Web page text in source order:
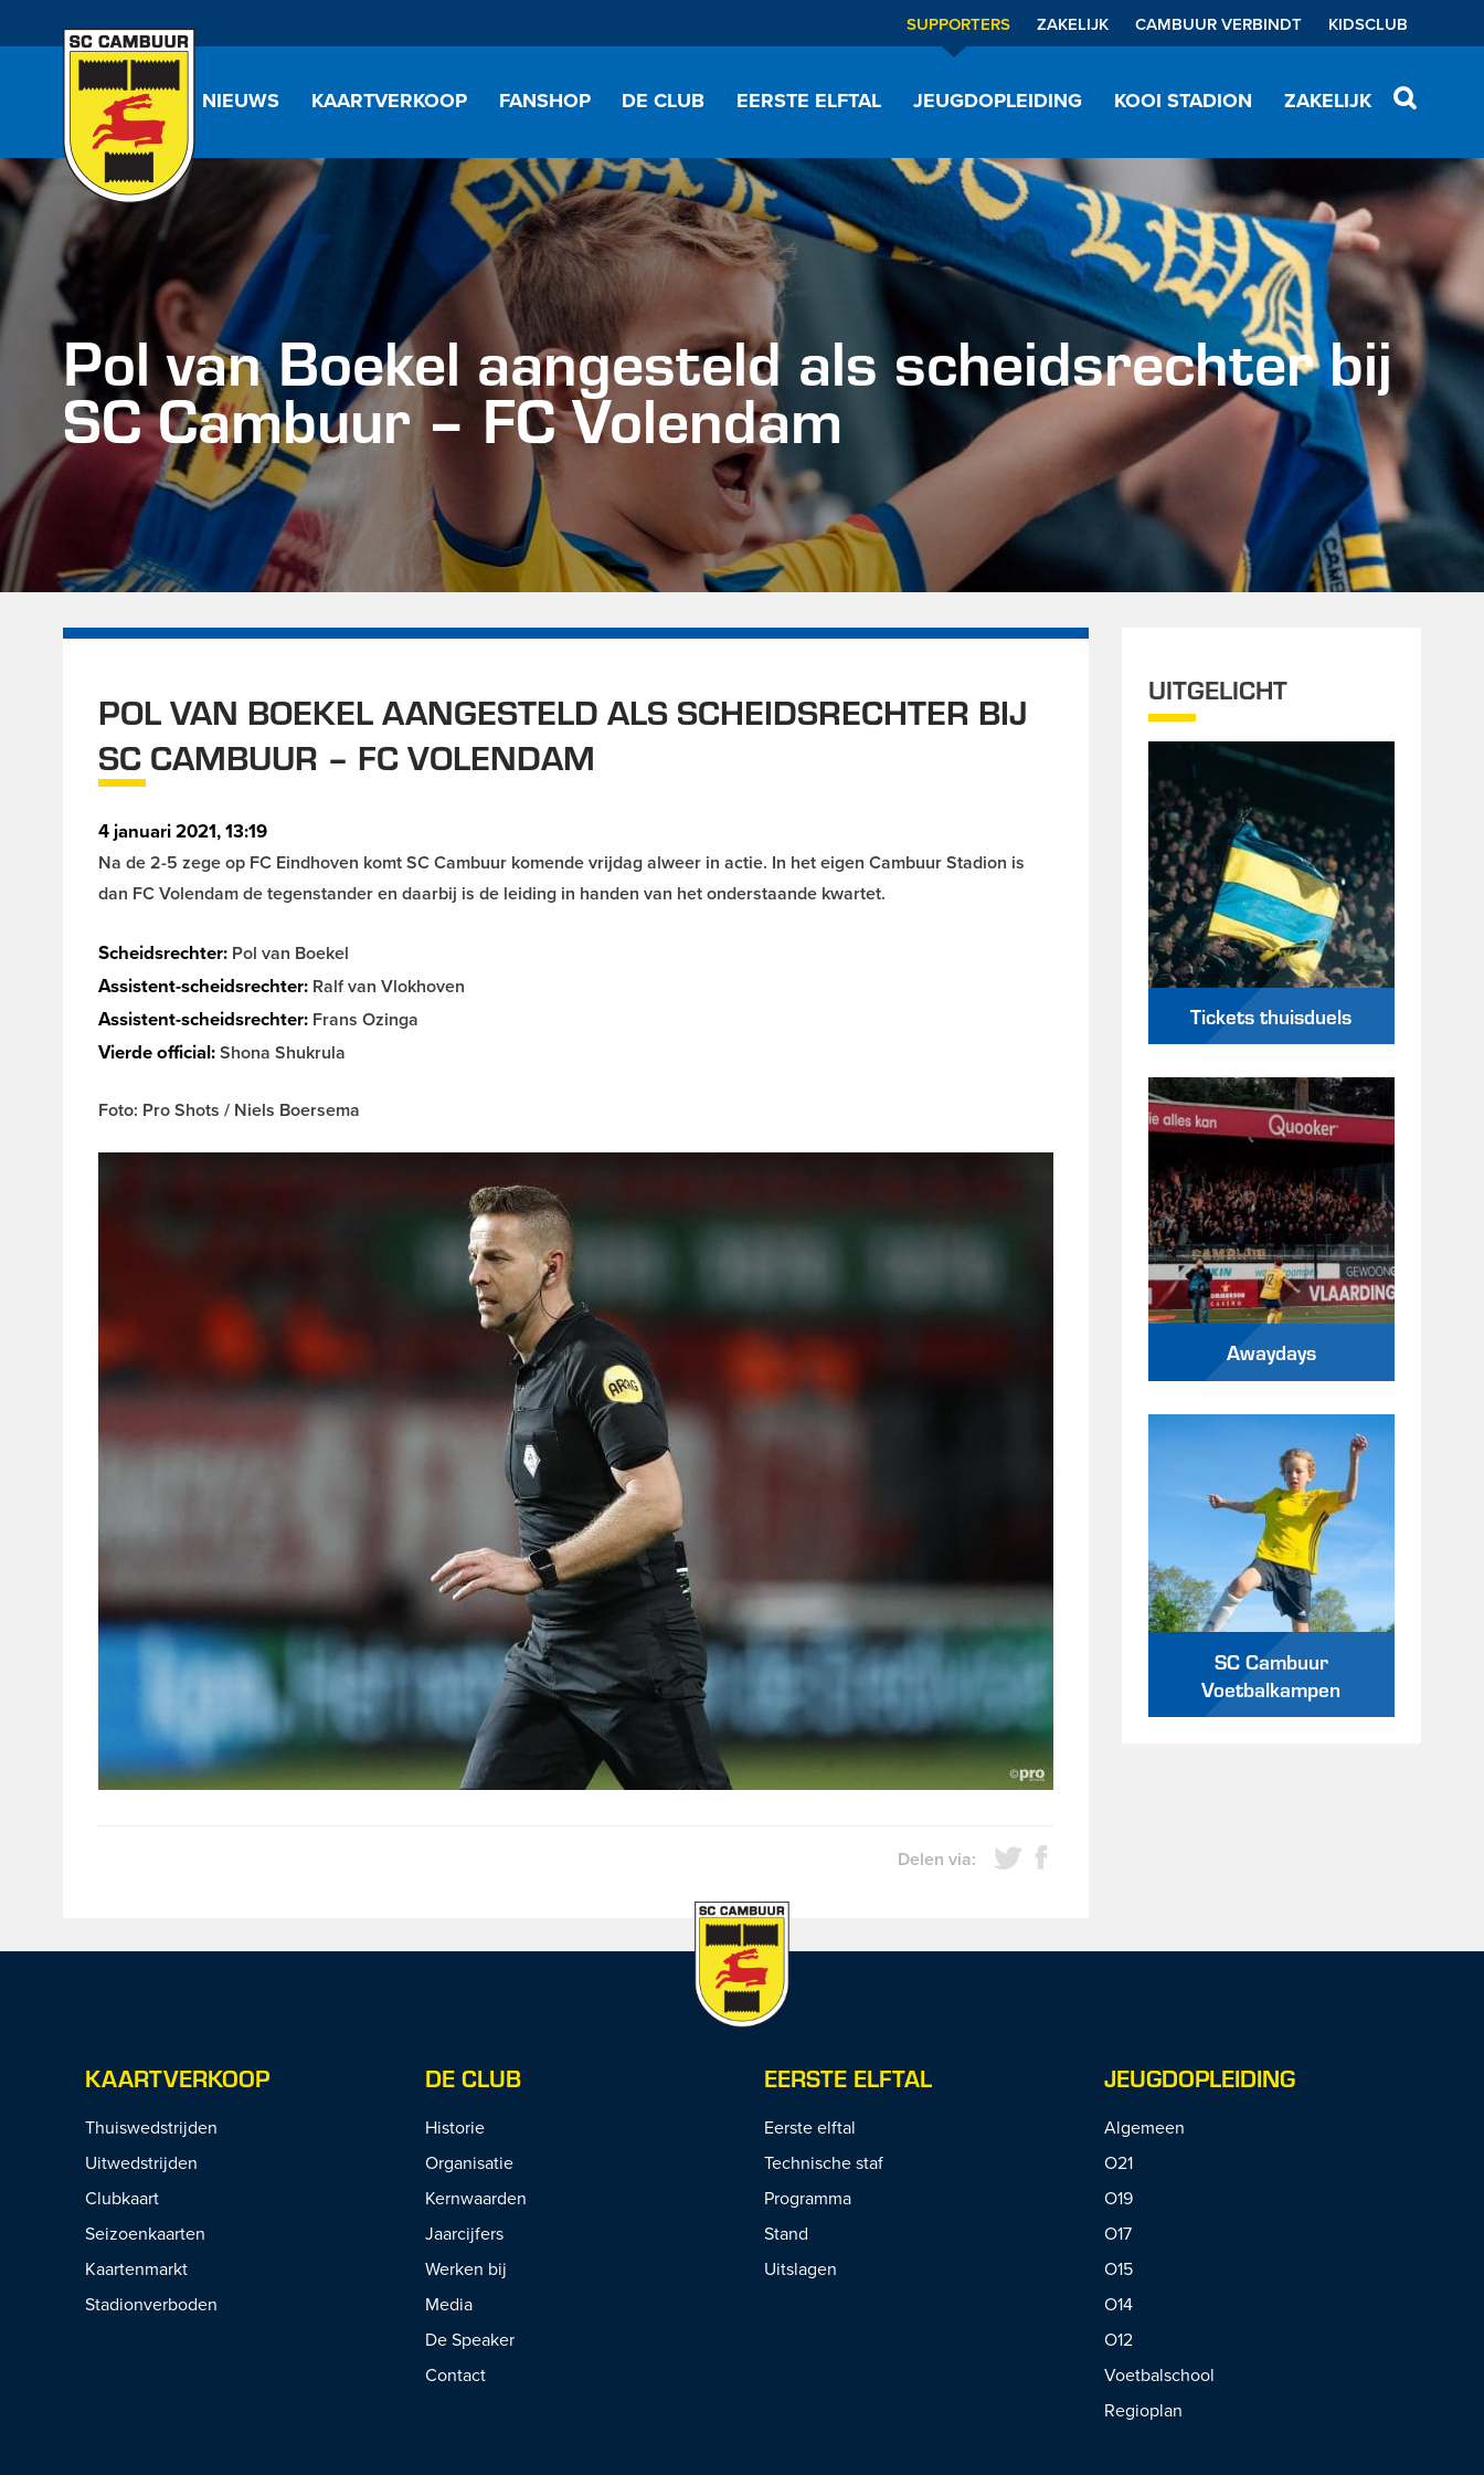
SUPPORTERS ZAKELIJK CAMBUUR VERBINDT KIDSCLUB
NIEUWS KAARTVERKOOP FANSHOP DE CLUB EERSTE ELFTAL JEUGDOPLEIDING KOOI STADION ZAKELIJK
Pol van Boekel aangesteld als scheidsrechter bij
SC Cambuur – FC Volendam
POL VAN BOEKEL AANGESTELD ALS SCHEIDSRECHTER BIJ
SC CAMBUUR – FC VOLENDAM
4 januari 2021, 13:19
Na de 2-5 zege op FC Eindhoven komt SC Cambuur komende vrijdag alweer in actie. In het eigen Cambuur Stadion is
dan FC Volendam de tegenstander en daarbij is de leiding in handen van het onderstaande kwartet.
Scheidsrechter: Pol van Boekel
Assistent-scheidsrechter: Ralf van Vlokhoven
Assistent-scheidsrechter: Frans Ozinga
Vierde official:Shona Shukrula
Foto: Pro Shots / Niels Boersema
Delen via:
UITGELICHT
Tickets thuisduels
Awaydays
SC Cambuur
Voetbalkampen
KAARTVERKOOP
Thuiswedstrijden
Uitwedstrijden
Clubkaart
Seizoenkaarten
Kaartenmarkt
Stadionverboden
DE CLUB
Historie
Organisatie
Kernwaarden
Jaarcijfers
Werken bij
Media
De Speaker
Contact
EERSTE ELFTAL
Eerste elftal
Technische staf
Programma
Stand
Uitslagen
JEUGDOPLEIDING
Algemeen
O21
O19
O17
O15
O14
O12
Voetbalschool
Regioplan